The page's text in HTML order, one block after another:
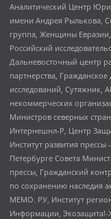
Аналитический Центр
имени Андрея Рылькова,
группа, Женщины Евразии,
Российский
Дальневосточный центр
партнерства,
исследований,
некоммерческих
Министров северных
Интернешнл-Р, Центр
Институт развития
Петербурге Совета
прессы, Гражданский
по сохранению наследия
МЕМО. РУ, Институт
Информации, Экозащита!-